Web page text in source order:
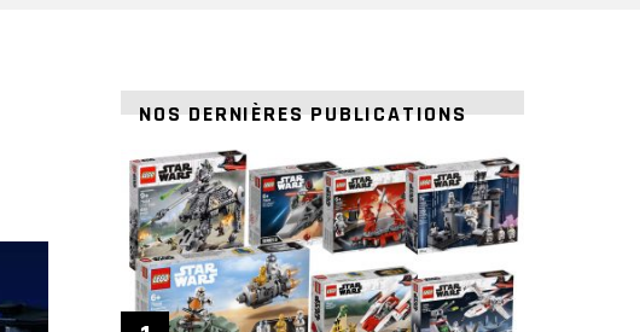
NOS DERNIÈRES PUBLICATIONS